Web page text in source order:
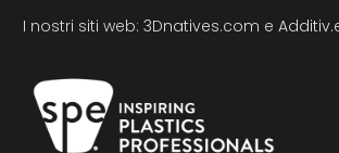
I nostri siti web: 3Dnatives.com e